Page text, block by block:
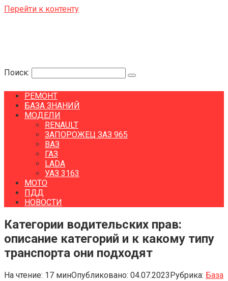
Перейти к контенту
Поиск:
РЕМОНТ
БАЗА ЗНАНИЙ
МОДЕЛИ
RENAULT
ЗАПОРОЖЕЦ ЗАЗ 965
ВАЗ
ГАЗ
LADA
УАЗ 3163
МОТО
ПДД
НОВОСТИ
Категории водительских прав:
описание категорий и к какому типу
транспорта они подходят
На чтение: 17 минОпубликовано: 04.07.2023Рубрика: База